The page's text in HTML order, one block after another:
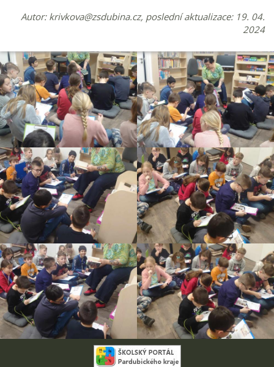
Autor: krivkova@zsdubina.cz, poslední aktualizace: 19. 04.
2024